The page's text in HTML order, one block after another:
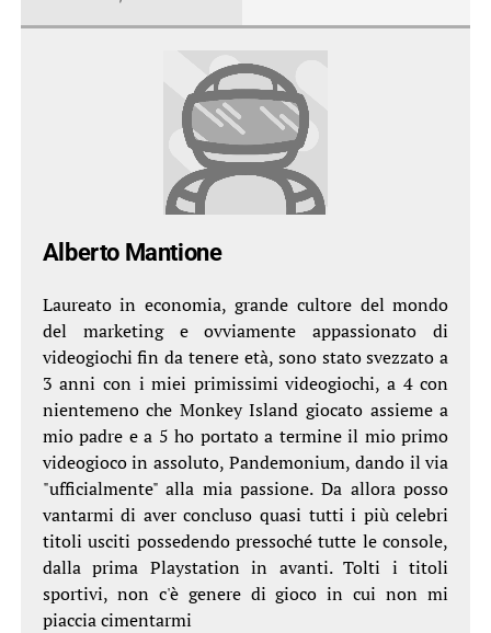
Alberto Mantione
Laureato in economia, grande cultore del mondo
del marketing e ovviamente appassionato di
videogiochi fin da tenere età, sono stato svezzato a
3 anni con i miei primissimi videogiochi, a 4 con
nientemeno che Monkey Island giocato assieme a
mio padre e a 5 ho portato a termine il mio primo
videogioco in assoluto, Pandemonium, dando il via
"ufficialmente" alla mia passione. Da allora posso
vantarmi di aver concluso quasi tutti i più celebri
titoli usciti possedendo pressoché tutte le console,
dalla prima Playstation in avanti. Tolti i titoli
sportivi, non c'è genere di gioco in cui non mi
piaccia cimentarmi